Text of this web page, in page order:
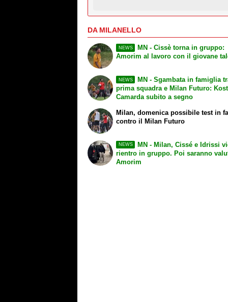
DA MILANELLO
NEWS
MN - Cissè torna in gruppo:
Amorim al lavoro con il giovane
NEWS
MN - Sgambata in famiglia
prima squadra e Milan Futuro:
Camarda subito a segno
Milan, domenica possibile test in
contro il Milan Futuro
NEWS
MN - Milan, Cissé e Idrissi
rientro in gruppo. Poi saranno
Amorim